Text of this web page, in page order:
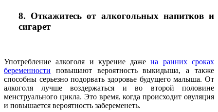
8. Откажитесь от алкогольных напитков и
сигарет
Употребление алкоголя и курение дажена ранних сроках
беременности повышают вероятность выкидыша, а также
способны серьезно подорвать здоровье будущего малыша. От
алкоголя лучше воздержаться и во второй половине
менструального цикла. Это время, когда происходит овуляция
и повышается вероятность забеременеть.